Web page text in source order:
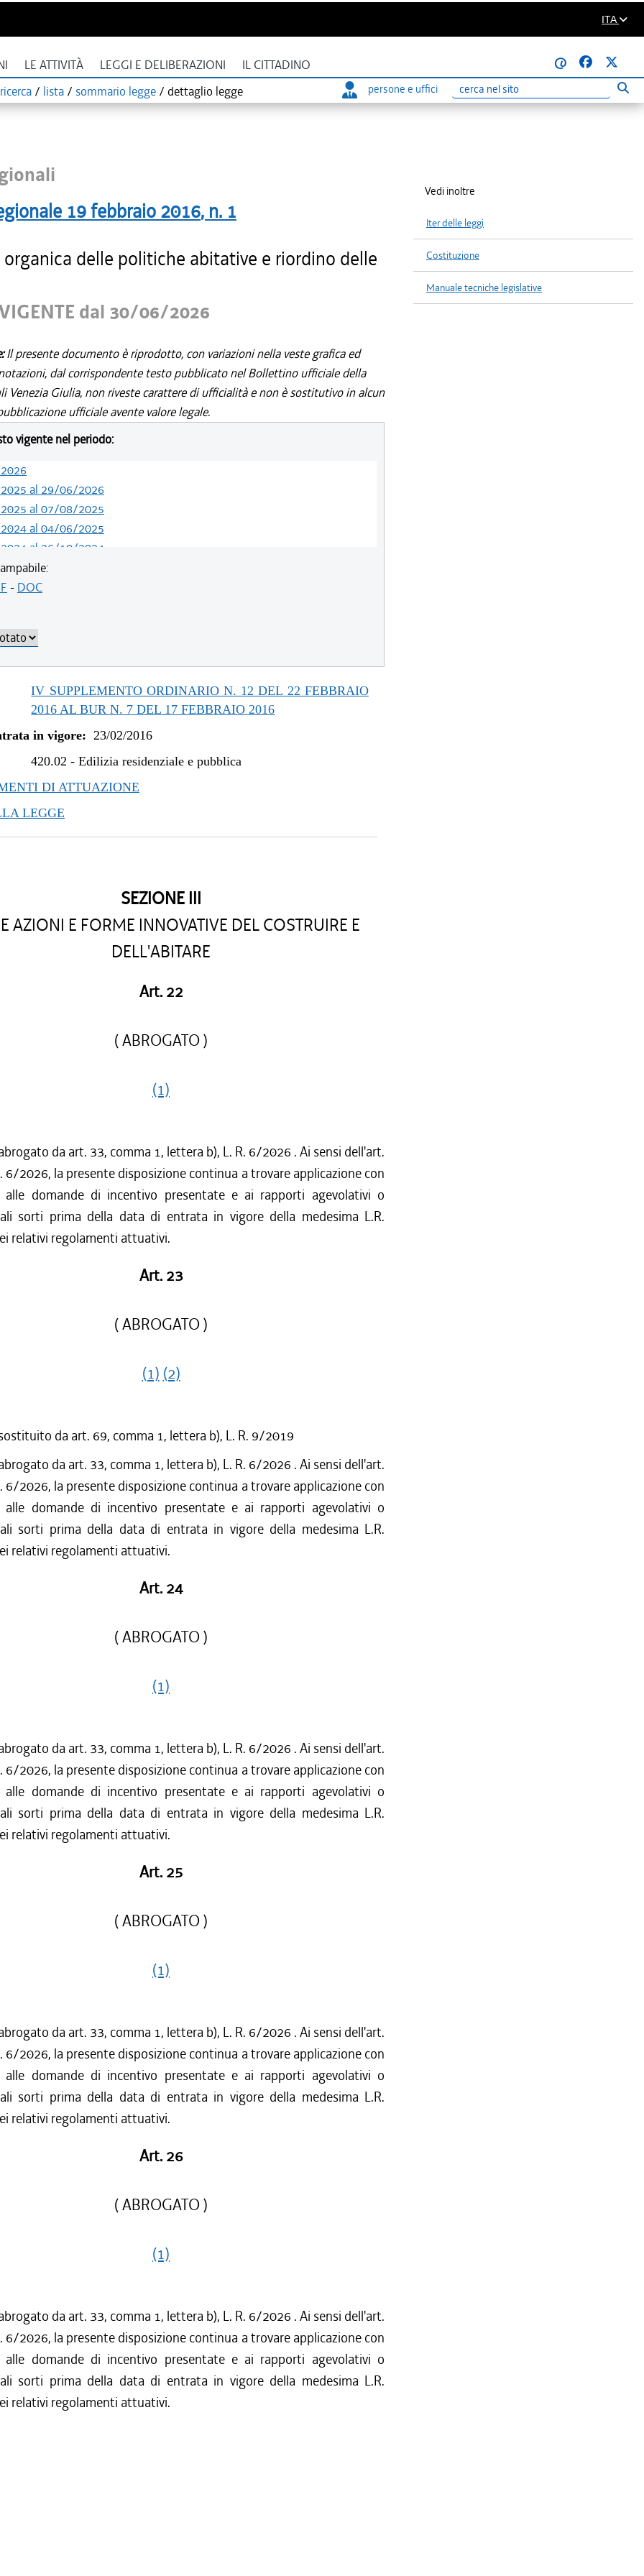
ITA
LE ATTIVITÀ LEGGI E DELIBERAZIONI IL CITTADINO
@
ricerca / lista / sommario legge / dettaglio legge persone e uffici
Ricerca
19 febbraio 2016, n. 1
delle politiche abitative e riordino delle
dal 30/06/2026
Il presente documento è riprodotto, con variazioni nella veste grafica ed
dal corrispondente testo pubblicato nel Bollettino ufficiale della
Venezia Giulia, non riveste carattere di ufficialità e non è sostitutivo in alcun
ufficiale avente valore legale.
vigente nel periodo:
al 29/06/2026
al 07/08/2025
al 04/06/2025
al 26/10/2024
al 13/05/2024
al 08/04/2024
al 31/12/2023
al 31/12/2020
al 09/08/2019
al 10/07/2019
2018 al 30/04/2019
al 28/03/2018
al 04/01/2018
al 26/07/2017
- DOC
IV SUPPLEMENTO ORDINARIO N. 12 DEL 22 FEBBRAIO
2016 AL BUR N. 7 DEL 17 FEBBRAIO 2016
in vigore: 23/02/2016
420.02 -Edilizia residenziale e pubblica
DI ATTUAZIONE
LEGGE
SEZIONE III
AZIONI E FORME INNOVATIVE DEL COSTRUIRE E
DELL'ABITARE
Art. 22
( ABROGATO )
(1)
da art. 33, comma 1, lettera b), L. R. 6/2026 . Ai sensi dell'art.
6/2026, la presente disposizione continua a trovare applicazione con
alle domande di incentivo presentate e ai rapporti agevolativi o
sorti prima della data di entrata in vigore della medesima L.R.
relativi regolamenti attuativi.
Art. 23
( ABROGATO )
(1) (2)
da art. 69, comma 1, lettera b), L. R. 9/2019
da art. 33, comma 1, lettera b), L. R. 6/2026 . Ai sensi dell'art.
6/2026, la presente disposizione continua a trovare applicazione con
alle domande di incentivo presentate e ai rapporti agevolativi o
sorti prima della data di entrata in vigore della medesima L.R.
relativi regolamenti attuativi.
Art. 24
( ABROGATO )
(1)
da art. 33, comma 1, lettera b), L. R. 6/2026 . Ai sensi dell'art.
6/2026, la presente disposizione continua a trovare applicazione con
alle domande di incentivo presentate e ai rapporti agevolativi o
sorti prima della data di entrata in vigore della medesima L.R.
relativi regolamenti attuativi.
Art. 25
( ABROGATO )
(1)
da art. 33, comma 1, lettera b), L. R. 6/2026 . Ai sensi dell'art.
6/2026, la presente disposizione continua a trovare applicazione con
alle domande di incentivo presentate e ai rapporti agevolativi o
sorti prima della data di entrata in vigore della medesima L.R.
relativi regolamenti attuativi.
Art. 26
( ABROGATO )
(1)
da art. 33, comma 1, lettera b), L. R. 6/2026 . Ai sensi dell'art.
6/2026, la presente disposizione continua a trovare applicazione con
alle domande di incentivo presentate e ai rapporti agevolativi o
sorti prima della data di entrata in vigore della medesima L.R.
relativi regolamenti attuativi.
Vedi inoltre
Iter delle leggi
Costituzione
Manuale tecniche legislative